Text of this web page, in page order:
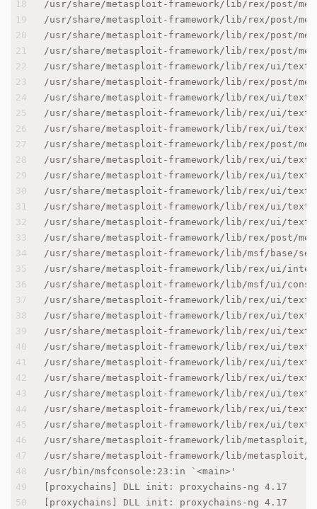
18
19
20
21
22
23
24
25
26
27
28
29
30
31
32
33
34
35
36
37
38
39
40
41
42
43
44
45
46
47
48
49
50
/usr/share/metasploit-framework/lib/rex/post/
/usr/share/metasploit-framework/lib/rex/post/
/usr/share/metasploit-framework/lib/rex/post/
/usr/share/metasploit-framework/lib/rex/post/
/usr/share/metasploit-framework/lib/rex/ui/text/
/usr/share/metasploit-framework/lib/rex/post/
/usr/share/metasploit-framework/lib/rex/ui/
/usr/share/metasploit-framework/lib/rex/ui/
/usr/share/metasploit-framework/lib/rex/ui/
/usr/share/metasploit-framework/lib/rex/post/
/usr/share/metasploit-framework/lib/rex/ui/
/usr/share/metasploit-framework/lib/rex/ui/
/usr/share/metasploit-framework/lib/rex/ui/
/usr/share/metasploit-framework/lib/rex/ui/
/usr/share/metasploit-framework/lib/rex/ui/
/usr/share/metasploit-framework/lib/rex/post/
/usr/share/metasploit-framework/lib/msf/base/
/usr/share/metasploit-framework/lib/rex/ui/
/usr/share/metasploit-framework/lib/msf/ui/
/usr/share/metasploit-framework/lib/rex/ui/text/
/usr/share/metasploit-framework/lib/rex/ui/
/usr/share/metasploit-framework/lib/rex/ui/
/usr/share/metasploit-framework/lib/rex/ui/
/usr/share/metasploit-framework/lib/rex/ui/
/usr/share/metasploit-framework/lib/rex/ui/
/usr/share/metasploit-framework/lib/rex/ui/
/usr/share/metasploit-framework/lib/rex/ui/
/usr/share/metasploit-framework/lib/rex/ui/
/usr/share/metasploit-framework/lib/metasploit/
/usr/share/metasploit-framework/lib/metasploit/
/usr/bin/msfconsole:23:in `<main>'
[proxychains] DLL init: proxychains-ng 4.17
[proxychains] DLL init: proxychains-ng 4.17